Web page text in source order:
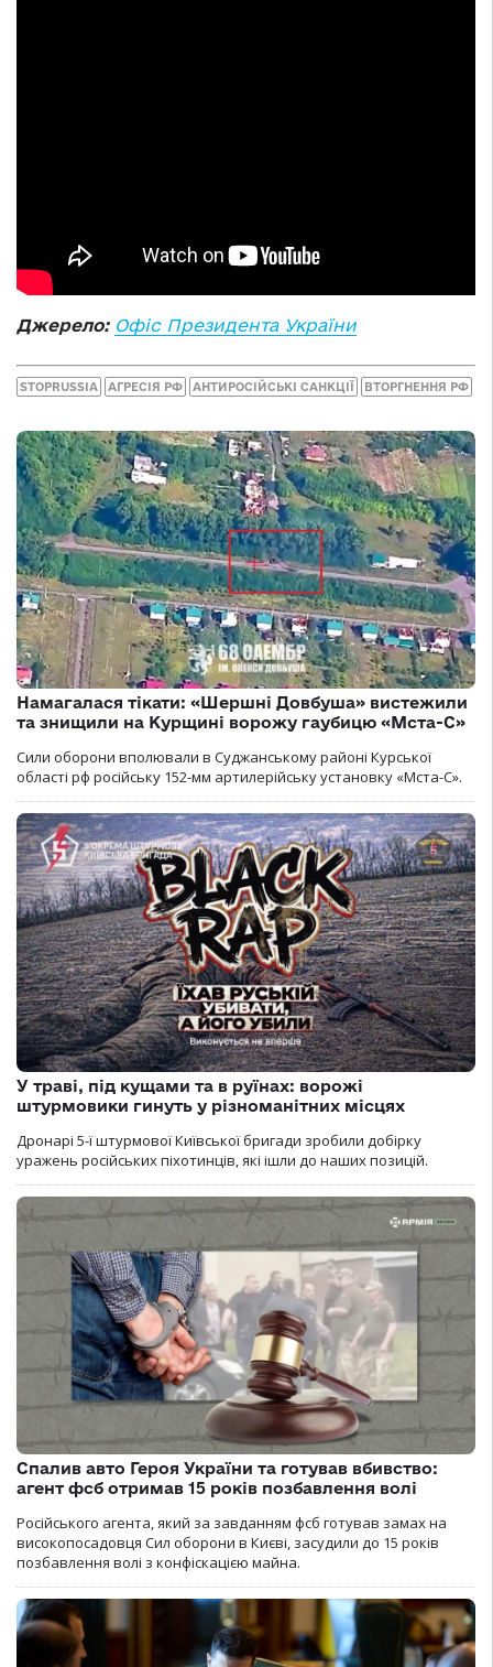
Джерело: Офіс Президента України
STOPRUSSIA АГРЕСІЯ РФ АНТИРОСІЙСЬКІ САНКЦІЇ ВТОРГНЕННЯ РФ
Намагалася тікати: «Шершні Довбуша» вистежили
та знищили на Курщині ворожу гаубицю «Мста-С»
Сили оборони вполювали в Суджанському районі Курської
області рф російську 152-мм артилерійську установку «Мста-С».
У траві, під кущами та в руїнах: ворожі
штурмовики гинуть у різноманітних місцях
Дронарі 5-ї штурмової Київської бригади зробили добірку
уражень російських піхотинців, які ішли до наших позицій.
Спалив авто Героя України та готував вбивство:
агент фсб отримав 15 років позбавлення волі
Російського агента, який за завданням фсб готував замах на
високопосадовця Сил оборони в Києві, засудили до 15 років
позбавлення волі з конфіскацією майна.